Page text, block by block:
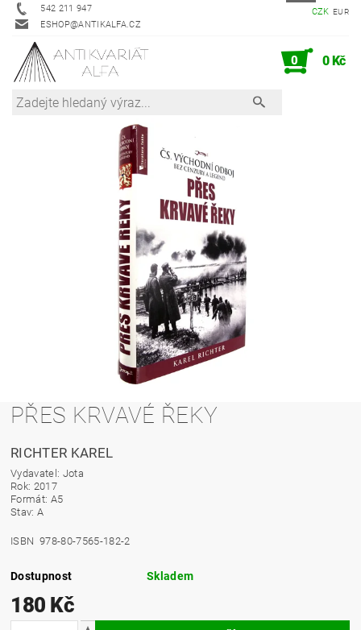
542 211 947
ESHOP@ANTIKALFA.CZ
CZK EUR
0 0 Kč
PŘES KRVAVÉ ŘEKY
RICHTER KAREL
Vydavatel: Jota
Rok: 2017
Formát: A5
Stav: A
ISBN 978-80-7565-182-2
Dostupnost Skladem
180 Kč